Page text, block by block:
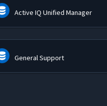
Active IQ Unified Manager
General Support